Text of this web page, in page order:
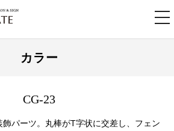
カラー
CG-23
パーツ。丸棒がT字状に交差し、フェン